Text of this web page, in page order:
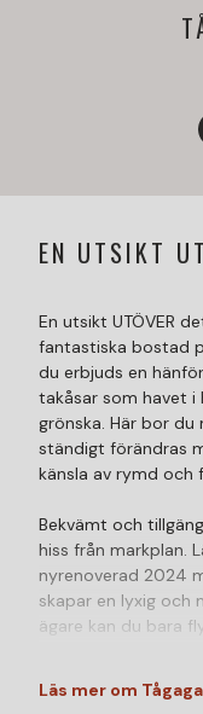
EN UTSIKT
En utsikt UTÖVER
fantastiska bostad
du erbjuds en
takåsar som havet i
grönska. Här bor
ständigt förändras
känsla av rymd och
Bekvämt och
hiss från markplan.
nyrenoverad 2024
skapar en lyxig och
ägare kan du bara
Det generösa
Läs mer om